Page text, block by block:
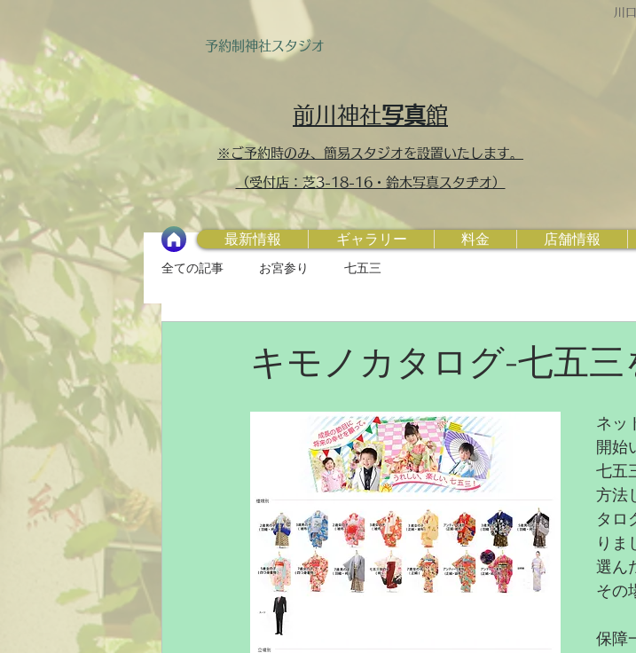
川
予約制​神社スタジオ
前川神社写真館
※ご予約時のみ、簡易スタジオを設置いたします。
（受付店：芝3-18-16・鈴木写真スタヂオ）
最新情報 ギャラリー 料金 店舗情報
全ての記事 お宮参り 七五三
キモノカタログ-七五三
ネッ
開始
七五
方法
タロ
りま
選ん
その
保障